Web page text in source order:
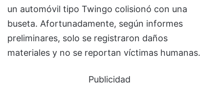
un automóvil tipo Twingo colisionó con una
buseta. Afortunadamente, según informes
preliminares, solo se registraron daños
materiales y no se reportan víctimas humanas.
Publicidad